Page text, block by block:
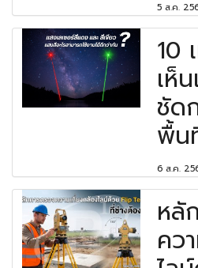
5 ส.ค.
10
เห็
ชัด
พื้น
6 ส.ค.
หลั
คว